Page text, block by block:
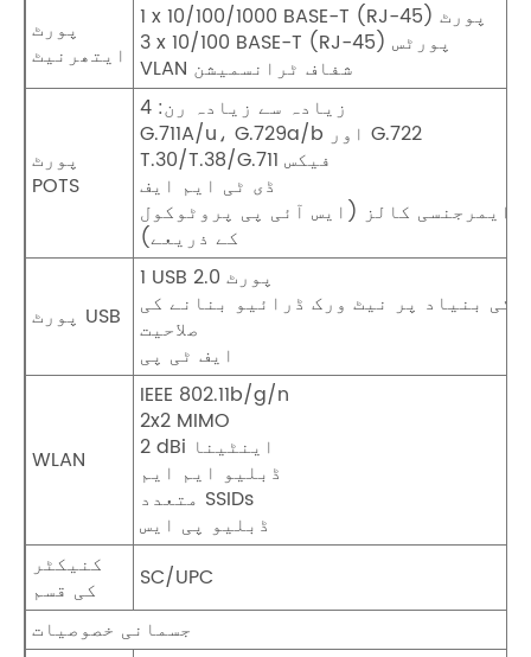
پورٹ
ایتھرنیٹ
1 x 10/100/1000 BASE-T (RJ-45) پورٹ
3 x 10/100 BASE-T (RJ-45) پورٹس
VLAN شفاف ٹرانسمیشن
پورٹ
POTS
زیادہ سے زیادہ رن: 4
G.711A/u، G.729a/b اور G.722
T.30/T.38/G.711 فیکس
ڈی ٹی ایم ایف
ایمرجنسی کالز (ایس آئی پی پروٹوکول
کے ذریعے)
پورٹ USB
1 USB 2.0 پورٹ
کی بنیاد پر نیٹ ورک ڈرائیو بنانے کی
صلاحیت
ایف ٹی پی
WLAN
IEEE 802.11b/g/n
2x2 MIMO
2 dBi اینٹینا
ڈبلیو ایم ایم
متعدد SSIDs
ڈبلیو پی ایس
کنیکٹر
کی قسم
SC/UPC
جسمانی خصوصیات